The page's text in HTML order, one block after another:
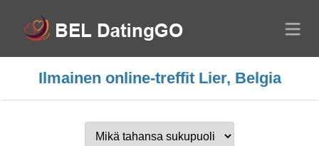
Ilmainen online-treffit Lier, Belgia